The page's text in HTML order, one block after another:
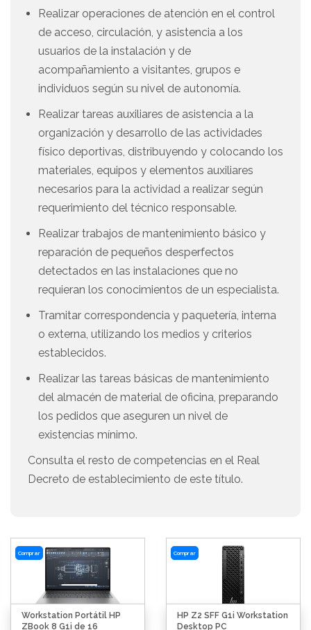
Realizar operaciones de atención en el control
de acceso, circulación, y asistencia a los
usuarios de la instalación y de
acompañamiento a visitantes, grupos e
individuos según su nivel de autonomía.
Realizar tareas auxiliares de asistencia a la
organización y desarrollo de las actividades
físico deportivas, distribuyendo y colocando los
materiales, equipos y elementos auxiliares
necesarios para la actividad a realizar según
requerimiento del técnico responsable.
Realizar trabajos de mantenimiento básico y
reparación de pequeños desperfectos
detectados en las instalaciones que no
requieran los conocimientos de un especialista.
Tramitar correspondencia y paquetería, interna
o externa, utilizando los medios y criterios
establecidos.
Realizar las tareas básicas de mantenimiento
del almacén de material de oficina, preparando
los pedidos que aseguren un nivel de
existencias mínimo.
Consulta el resto de competencias en el Real
Decreto de establecimiento de este título.
Comprar
Workstation Portátil HP
ZBook 8 G1i de 16
Comprar
HP Z2 SFF G1i Workstation
Desktop PC